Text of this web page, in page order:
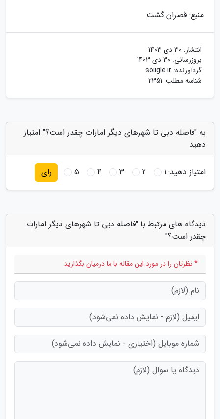
منبع: قصران گشت
انتشار: 30 دی 1403
بروزرسانی: 30 دی 1403
گردآورنده: soiigle.ir
شناسه مطلب: 2351
به "فاصله دبی تا شهرهای دیگر امارات چقدر است؟" امتیاز
دهید
امتیاز دهید:1
2
3
4
5 رای
دیدگاه های مرتبط با "فاصله دبی تا شهرهای دیگر امارات
چقدر است؟"
* نظرتان را در مورد این مقاله با ما درمیان بگذارید